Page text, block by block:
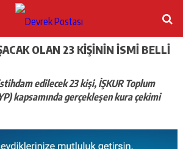
OLAN 23 KIŞININ ISMI BELLI
edilecek 23 kişi, İŞKUR Toplum
kapsamında gerçekleşen kura çekimi